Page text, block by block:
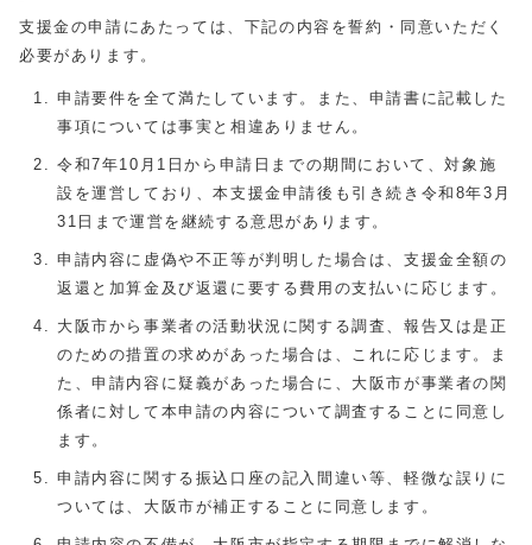
支援金の申請にあたっては、下記の内容を誓約・同意いただく
必要があります。
申請要件を全て満たしています。また、申請書に記載した
事項については事実と相違ありません。
令和7年10月1日から申請日までの期間において、対象施
設を運営しており、本支援金申請後も引き続き令和8年3月
31日まで運営を継続する意思があります。
申請内容に虚偽や不正等が判明した場合は、支援金全額の
返還と加算金及び返還に要する費用の支払いに応じます。
大阪市から事業者の活動状況に関する調査、報告又は是正
のための措置の求めがあった場合は、これに応じます。ま
た、申請内容に疑義があった場合に、大阪市が事業者の関
係者に対して本申請の内容について調査することに同意し
ます。
申請内容に関する振込口座の記入間違い等、軽微な誤りに
ついては、大阪市が補正することに同意します。